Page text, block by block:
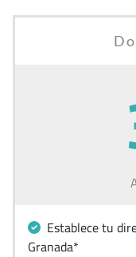
Establece tu
Granada*